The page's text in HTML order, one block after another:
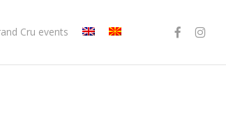
Cru events facebookinstagram